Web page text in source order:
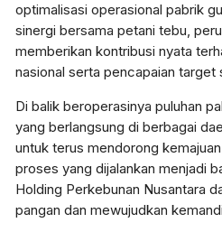
optimalisasi operasional pabrik
sinergi bersama petani tebu,
memberikan kontribusi nyata
nasional serta pencapaian target
Di balik beroperasinya puluhan
yang berlangsung di berbagai
untuk terus mendorong
proses yang dijalankan menjadi
Holding Perkebunan Nusantara
pangan dan mewujudkan